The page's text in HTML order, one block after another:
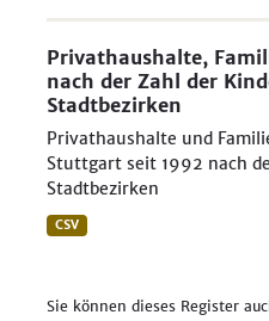
Privathaushalte,
nach der Zahl der
Stadtbezirken
Privathaushalte und
Stuttgart seit 1992 nach
Stadtbezirken
CSV
Sie können dieses Register